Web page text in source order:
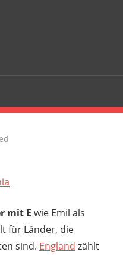
mit E wie Emil als
für Länder, die
sind. England zählt